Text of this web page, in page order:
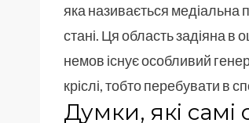
яка називається медіальна
стані. Ця область задіяна в
немов існує особливий
кріслі, тобто перебувати в
Думки, які